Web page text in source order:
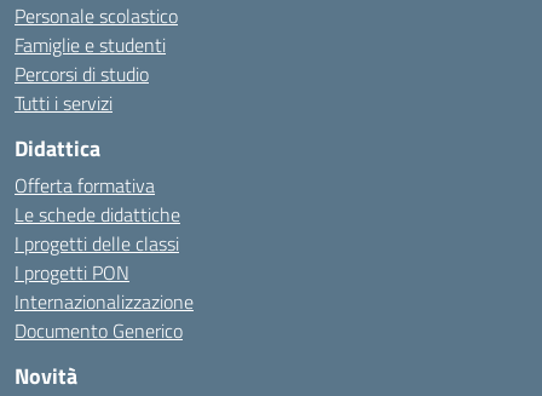
Personale scolastico
Famiglie e studenti
Percorsi di studio
Tutti i servizi
Didattica
Offerta formativa
Le schede didattiche
I progetti delle classi
I progetti PON
Internazionalizzazione
Documento Generico
Novità